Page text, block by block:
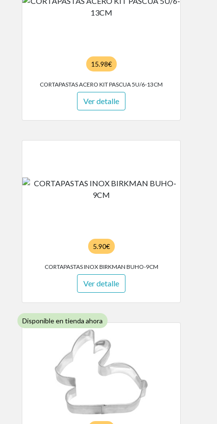
15.98€
CORTAPASTAS ACERO KIT PASCUA 5U/6-13CM
Ver detalle
5.90€
CORTAPASTAS INOX BIRKMAN BUHO-9CM
Ver detalle
Disponible en tienda ahora